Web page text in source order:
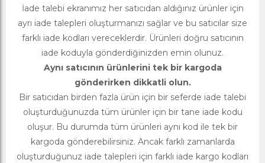
İade talebi ekranımız her satıcıdan aldığınız ürünler için
ayrı iade talepleri oluşturmanızı sağlar ve bu satıcılar size
farklı iade kodları vereceklerdir. Ürünleri doğru satıcının
iade koduyla gönderdiğinizden emin olunuz.
Aynı satıcının ürünlerini tek bir kargoda
gönderirken dikkatli olun.
Bir satıcıdan birden fazla ürün için bir seferde iade talebi
oluşturduğunuzda tüm ürünler için bir tane iade kodu
oluşur. Bu durumda tüm ürünleri aynı kod ile tek bir
kargoda gönderebilirsiniz. Ancak farklı zamanlarda
oluşturduğunuz iade talepleri için farklı iade kargo kodları